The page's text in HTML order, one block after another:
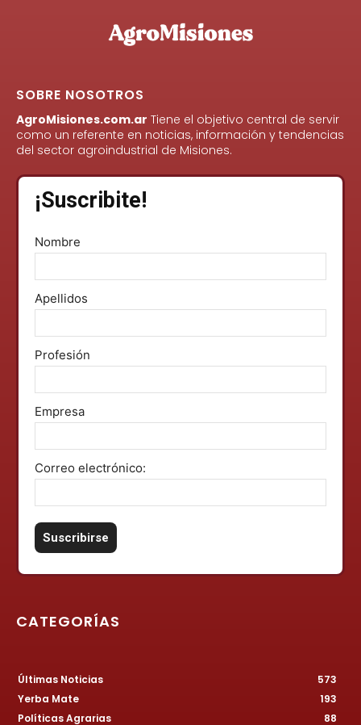
SOBRE NOSOTROS
AgroMisiones.com.ar Tiene el objetivo central de servir
como un referente en noticias, información y tendencias
del sector agroindustrial de Misiones.
¡Suscribite!
Nombre
Apellidos
Profesión
Empresa
Correo electrónico:
CATEGORÍAS
Últimas Noticias
573
Yerba Mate
193
Políticas Agrarias
88